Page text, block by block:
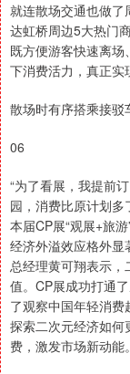
就连散场交通也做
达虹桥周边5大热门
既方便游客快速离场
下消费活力，真正实
散场时有序搭乘接驳
06
“为了看展，我提前
园，消费比原计划多
本届CP展“观展+旅
经济外溢效应格外显
总经理黄可翔表示，
值。CP展成功打通
了观察中国年轻消
探索二次元经济如何
费，激发市场新动能